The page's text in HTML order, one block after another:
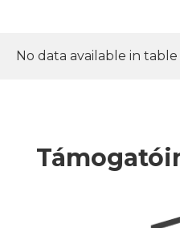
No data available in table